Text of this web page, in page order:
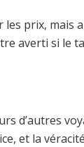
prix, mais
averti si le
d’autres
et la